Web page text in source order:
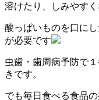
溶けたり、しみやす
酸っぱいものを口に
が必要です
虫歯・歯周病予防で
きです。
でも毎日食べる食品